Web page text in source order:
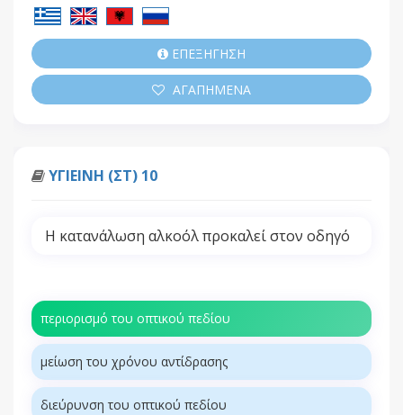
ΕΠΕΞΗΓΗΣΗ
ΑΓΑΠΗΜΕΝΑ
ΥΓΙΕΙΝΗ (ΣΤ) 10
Η κατανάλωση αλκοόλ προκαλεί στον οδηγό
περιορισμό του οπτικού πεδίου
μείωση του χρόνου αντίδρασης
διεύρυνση του οπτικού πεδίου